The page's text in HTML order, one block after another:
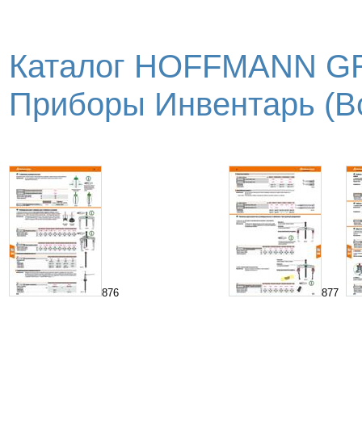
Каталог HOFFMANN
Приборы Инвентарь
876 877